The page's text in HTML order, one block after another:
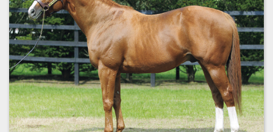
2010年生 栗毛 米国産
父：マジェスティックウォリアー
母：フラーテイシャスミス
母の父：Mr. Greeley